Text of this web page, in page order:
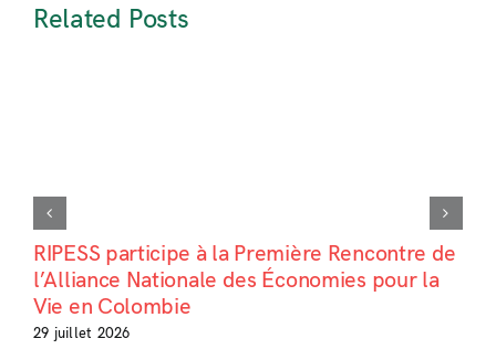
Related Posts
RIPESS participe à la Première Rencontre de
l’Alliance Nationale des Économies pour la
Vie en Colombie
29 juillet 2026